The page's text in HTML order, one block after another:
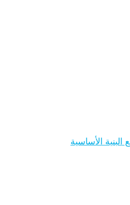
الأساسية